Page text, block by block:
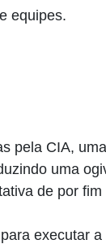
equipes.
pela CIA,
uma
de por
executar